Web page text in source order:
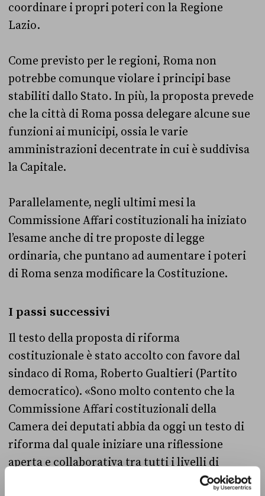
coordinare i propri poteri con la Regione
Lazio.
Come previsto per le regioni, Roma non
potrebbe comunque violare i principi base
stabiliti dallo Stato. In più, la proposta prevede
che la città di Roma possa delegare alcune sue
funzioni ai municipi, ossia le varie
amministrazioni decentrate in cui è suddivisa
la Capitale.
Parallelamente, negli ultimi mesi la
Commissione Affari costituzionali ha iniziato
l’esame anche di tre proposte di legge
ordinaria, che puntano ad aumentare i poteri
di Roma senza modificare la Costituzione.
I passi successivi
Il testo della proposta di riforma
costituzionale è stato accolto con favore dal
sindaco di Roma, Roberto Gualtieri (Partito
democratico). «Sono molto contento che la
Commissione Affari costituzionali della
Camera dei deputati abbia da oggi un testo di
riforma dal quale iniziare una riflessione
aperta e collaborativa tra tutti i livelli di
governo che rafforzi il ruolo e i poteri di Roma